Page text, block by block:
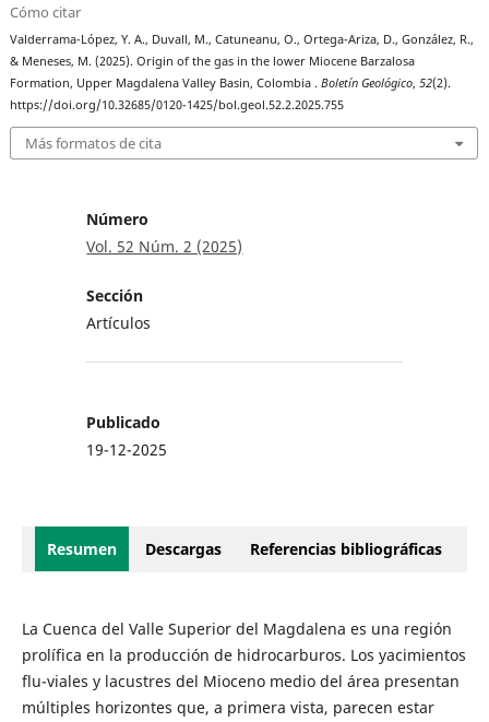
Cómo citar
Valderrama-López, Y. A., Duvall, M., Catuneanu, O., Ortega-Ariza, D., González, R.,
& Meneses, M. (2025). Origin of the gas in the lower Miocene Barzalosa
Formation, Upper Magdalena Valley Basin, Colombia .Boletín Geológico,52(2).
https://doi.org/10.32685/0120-1425/bol.geol.52.2.2025.755
Más formatos de cita
Número
Vol. 52 Núm. 2 (2025)
Sección
Artículos
Publicado
19-12-2025
Resumen Descargas Referencias bibliográficas
La Cuenca del Valle Superior del Magdalena es una región
prolífica en la producción de hidrocarburos. Los yacimientos
flu-viales y lacustres del Mioceno medio del área presentan
múltiples horizontes que, a primera vista, parecen estar